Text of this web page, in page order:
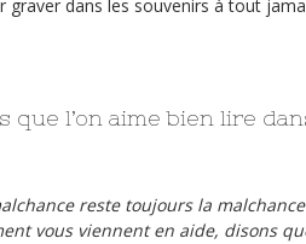
graver dans les souvenirs à tout
que l’on aime bien lire
reste toujours la
vous viennent en aide, disons